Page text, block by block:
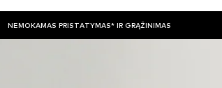
NEMOKAMAS PRISTATYMAS* IR GRĄŽINIMAS